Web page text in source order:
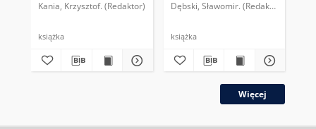
Kania, Krzysztof. (Redaktor)
książka
Dębski, Sławomir. (Redaktor)
książka
Więcej